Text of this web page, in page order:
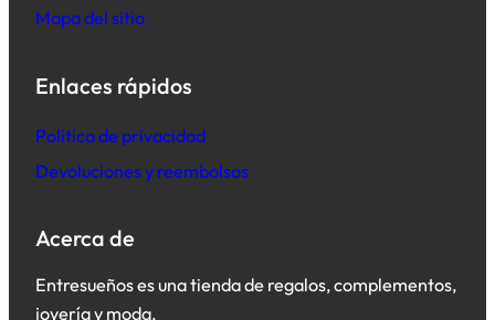
Mapa del sitio
Enlaces rápidos
Política de privacidad
Devoluciones y reembolsos
Acerca de
Entresueños es una tienda de regalos, complementos,
joyería y moda.